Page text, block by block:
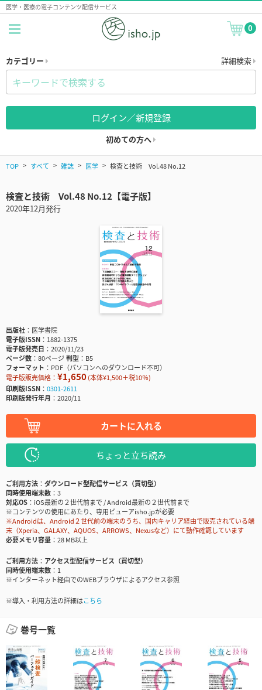
医学・医療の電子コンテンツ配信サービス
0
カテゴリー 詳細検索
ログイン／新規登録
初めての方へ
TOP すべて 雑誌 医学 検査と技術 Vol.48 No.12
検査と技術 Vol.48 No.12【電子版】
2020年12月発行
出版社
医学書院
電子版ISSN
1882-1375
電子版発売日
2020/11/23
ページ数
80ページ判型
B5
フォーマット
PDF（パソコンへのダウンロード不可）
電子版販売価格： ¥1,650(本体¥1,500＋税10％)
印刷版ISSN
0301-2611
印刷版発行年月
2020/11
カートに入れる
ちょっと立ち読み
ご利用方法
ダウンロード型配信サービス（買切型）
同時使用端末数
3
対応OS
iOS最新の２世代前まで / Android最新の２世代前まで
※コンテンツの使用にあたり、専用ビューアisho.jpが必要
※Androidは、Android２世代前の端末のうち、国内キャリア経由で販売されている端
末（Xperia、GALAXY、AQUOS、ARROWS、Nexusなど）にて動作確認しています
必要メモリ容量
28 MB以上
ご利用方法
アクセス型配信サービス（買切型）
同時使用端末数
1
※インターネット経由でのWEBブラウザによるアクセス参照
※導入・利用方法の詳細はこちら
巻号一覧